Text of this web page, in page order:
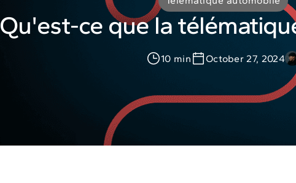
Qu'est-ce que la
10 min October 27, 2024